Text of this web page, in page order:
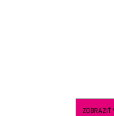
ZOBRAZIŤ